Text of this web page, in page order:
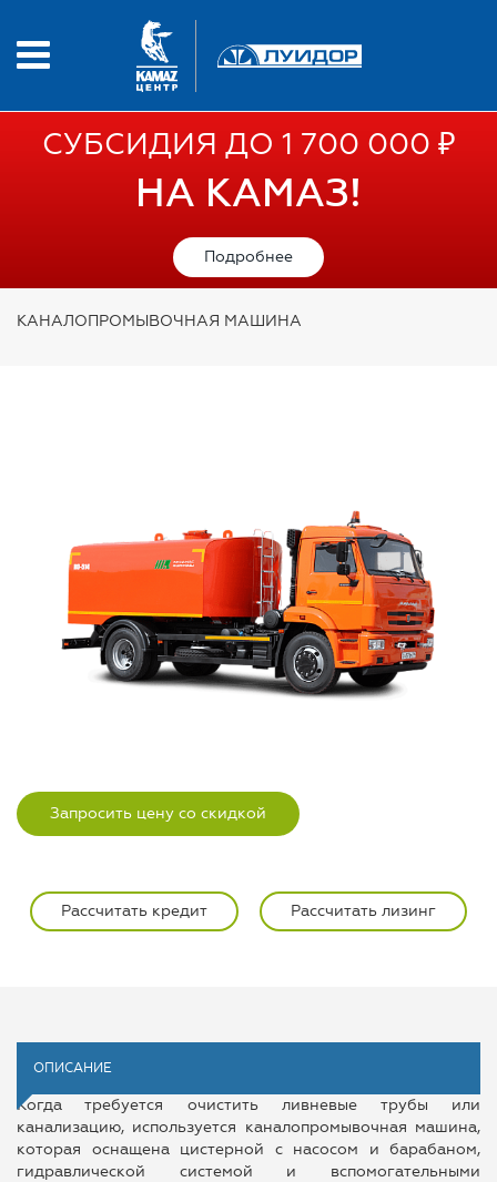
СУБСИДИЯ ДО 1 700 000 ₽
НА КАМАЗ!
Подробнее
КАНАЛОПРОМЫВОЧНАЯ МАШИНА
Запросить цену со скидкой
Рассчитать кредит Рассчитать лизинг
ОПИСАНИЕ
Когда требуется очистить ливневые трубы или
канализацию, используется каналопромывочная машина,
которая оснащена цистерной с насосом и барабаном,
гидравлической системой и вспомогательными